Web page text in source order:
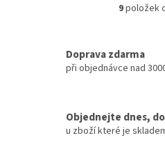
O
d
p
r
9položek
Doprava zdarma
při objednávce nad
Objednejte dnes,
u zboží které je